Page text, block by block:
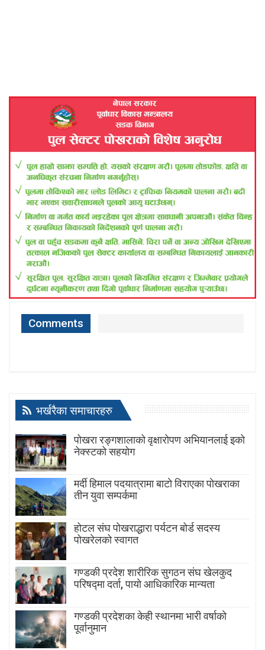
Comments
भर्खरैका समाचारहरु
पोखरा रङ्गशालाको वृक्षारोपण अभियानलाई इको
नेक्स्टको सहयोग
मर्दी हिमाल पदयात्रामा बाटाे विराएका पाेखराका
तीन युवा सम्पर्कमा
होटल संघ पोखराद्धारा पर्यटन बोर्ड सदस्य
पोखरेलको स्वागत
गण्डकी प्रदेश शारीरिक सुगठन संघ खेलकुद
परिषद्मा दर्ता, पायाे आधिकारिक मान्यता
गण्डकी प्रदेशका केही स्थानमा भारी वर्षाको
पूर्वानुमान